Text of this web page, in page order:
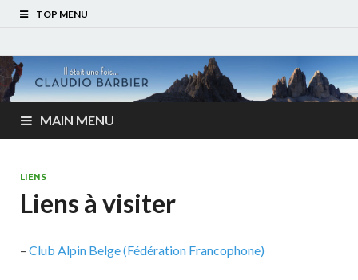
TOP MENU
MAIN MENU
LIENS
Liens à visiter
– Club Alpin Belge (Fédération Francophone)